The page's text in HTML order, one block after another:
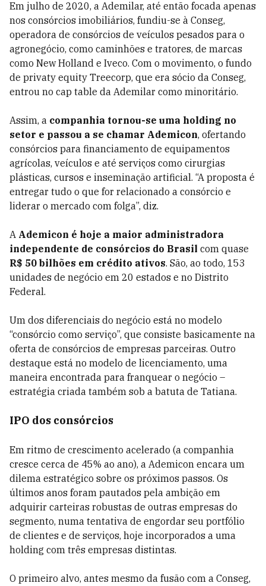
Em julho de 2020, a Ademilar, até então focada apenas
nos consórcios imobiliários, fundiu-se à Conseg,
operadora de consórcios de veículos pesados para o
agronegócio, como caminhões e tratores, de marcas
como New Holland e Iveco. Com o movimento, o fundo
de privaty equity Treecorp, que era sócio da Conseg,
entrou no cap table da Ademilar como minoritário.
Assim, a companhia tornou-se uma holding no
setor e passou a se chamar Ademicon, ofertando
consórcios para financiamento de equipamentos
agrícolas, veículos e até serviços como cirurgias
plásticas, cursos e inseminação artificial. “A proposta é
entregar tudo o que for relacionado a consórcio e
liderar o mercado com folga”, diz.
A Ademicon é hoje a maior administradora
independente de consórcios do Brasil com quase
R$ 50 bilhões em crédito ativos. São, ao todo, 153
unidades de negócio em 20 estados e no Distrito
Federal.
Um dos diferenciais do negócio está no modelo
“consórcio como serviço”, que consiste basicamente na
oferta de consórcios de empresas parceiras. Outro
destaque está no modelo de licenciamento, uma
maneira encontrada para franquear o negócio –
estratégia criada também sob a batuta de Tatiana.
IPO dos consórcios
Em ritmo de crescimento acelerado (a companhia
cresce cerca de 45% ao ano), a Ademicon encara um
dilema estratégico sobre os próximos passos. Os
últimos anos foram pautados pela ambição em
adquirir carteiras robustas de outras empresas do
segmento, numa tentativa de engordar seu portfólio
de clientes e de serviços, hoje incorporados a uma
holding com três empresas distintas.
O primeiro alvo, antes mesmo da fusão com a Conseg,